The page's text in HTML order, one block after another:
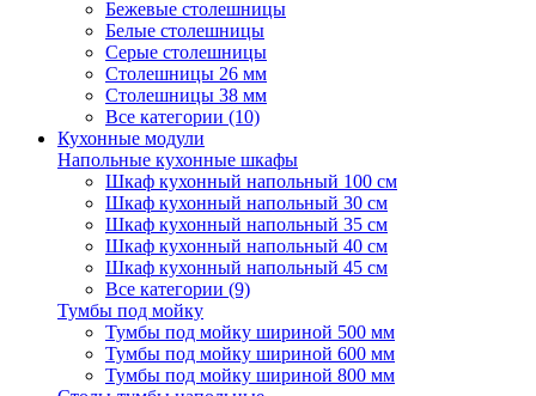
Бежевые столешницы
Белые столешницы
Серые столешницы
Столешницы 26 мм
Столешницы 38 мм
Все категории (10)
Кухонные модули
Напольные кухонные шкафы
Шкаф кухонный напольный 100 см
Шкаф кухонный напольный 30 см
Шкаф кухонный напольный 35 см
Шкаф кухонный напольный 40 см
Шкаф кухонный напольный 45 см
Все категории (9)
Тумбы под мойку
Тумбы под мойку шириной 500 мм
Тумбы под мойку шириной 600 мм
Тумбы под мойку шириной 800 мм